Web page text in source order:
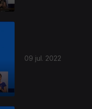
09 jul. 2022